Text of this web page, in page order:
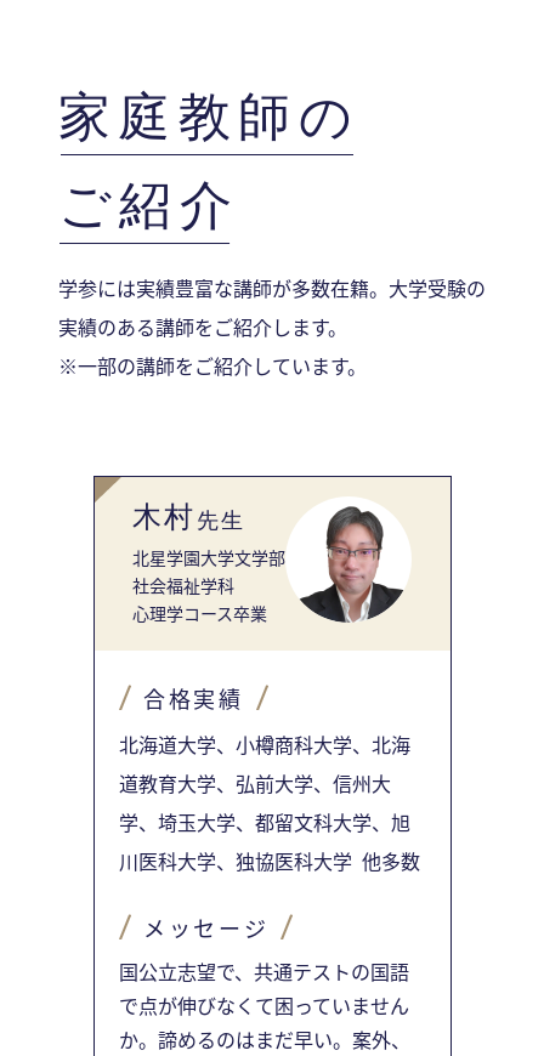
家庭教師の
ご紹介
学参には実績豊富な講師が多数在籍。大学受験の
実績のある講師をご紹介します。
※一部の講師をご紹介しています。
木村 先生
北星学園大学文学部
社会福祉学科
心理学コース卒業
合格実績
北海道大学、小樽商科大学、北海
道教育大学、弘前大学、信州大
学、埼玉大学、都留文科大学、旭
川医科大学、独協医科大学 他多数
メッセージ
国公立志望で、共通テストの国語
で点が伸びなくて困っていません
か。諦めるのはまだ早い。案外、